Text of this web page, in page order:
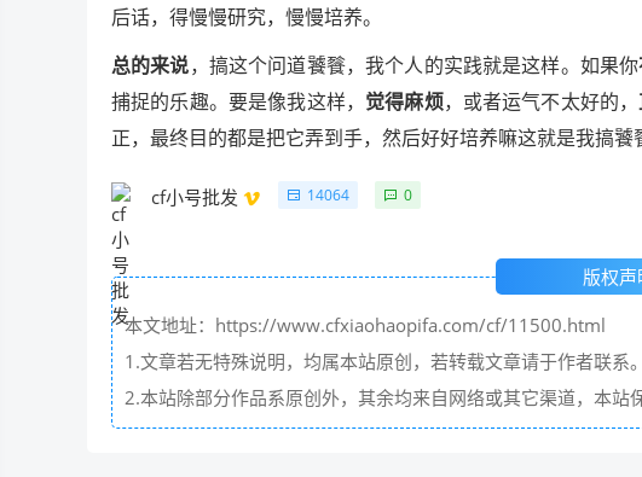
后话，得慢慢研究，慢慢培养。
总的来说，搞这个问道饕餮，我个人的实践就是这样。如果你
捕捉的乐趣。要是像我这样， 觉得麻烦，或者运气不太好的，
正，最终目的都是把它弄到手，然后好好培养嘛这就是我搞
cf小号批发 14064 0
版权声
本文地址：https://www.cfxiaohaopifa.com/cf/11500.html
1.文章若无特殊说明，均属本站原创，若转载文章请于作者联系。
2.本站除部分作品系原创外，其余均来自网络或其它渠道，本